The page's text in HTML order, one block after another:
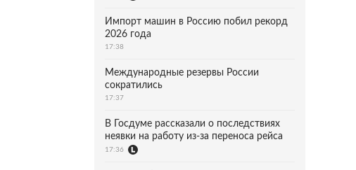
Импорт машин в Россию побил рекорд
2026 года
17:38
Международные резервы России
сократились
17:37
В Госдуме рассказали о последствиях
неявки на работу из-за переноса рейса
17:36